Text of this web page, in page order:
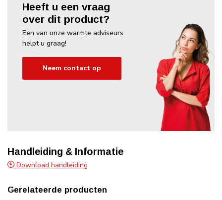
Heeft u een vraag
over dit product?
Een van onze warmte adviseurs
helpt u graag!
Neem contact op
Handleiding & Informatie
Download handleiding
Gerelateerde producten